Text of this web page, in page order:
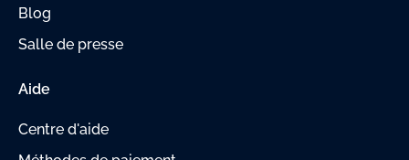
Blog
Salle de presse
Aide
Centre d'aide